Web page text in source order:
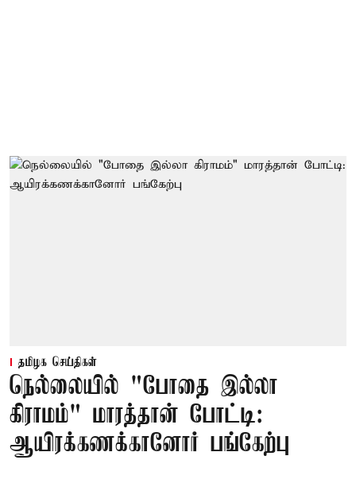
தமிழக செய்திகள்
நெல்லையில் "போதை இல்லா
கிராமம்" மாரத்தான் போட்டி:
ஆயிரக்கணக்கானோர் பங்கேற்பு